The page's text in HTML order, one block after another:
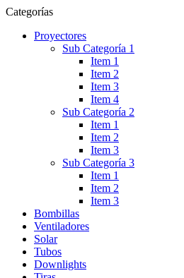
Categorías
Proyectores
Sub Categoría 1
Item 1
Item 2
Item 3
Item 4
Sub Categoría 2
Item 1
Item 2
Item 3
Sub Categoría 3
Item 1
Item 2
Item 3
Bombillas
Ventiladores
Solar
Tubos
Downlights